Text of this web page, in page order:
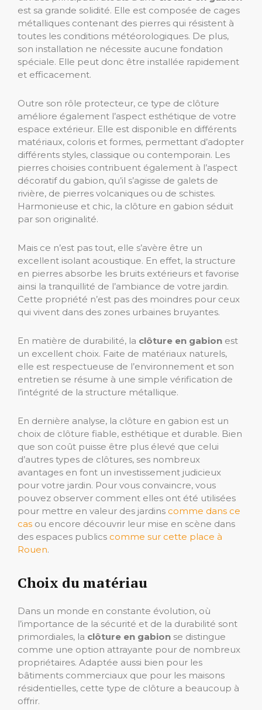
est sa grande solidité. Elle est composée de cages
métalliques contenant des pierres qui résistent à
toutes les conditions météorologiques. De plus,
son installation ne nécessite aucune fondation
spéciale. Elle peut donc être installée rapidement
et efficacement.
Outre son rôle protecteur, ce type de clôture
améliore également l’aspect esthétique de votre
espace extérieur. Elle est disponible en différents
matériaux, coloris et formes, permettant d’adopter
différents styles, classique ou contemporain. Les
pierres choisies contribuent également à l’aspect
décoratif du gabion, qu’il s’agisse de galets de
rivière, de pierres volcaniques ou de schistes.
Harmonieuse et chic, la clôture en gabion séduit
par son originalité.
Mais ce n’est pas tout, elle s’avère être un
excellent isolant acoustique. En effet, la structure
en pierres absorbe les bruits extérieurs et favorise
ainsi la tranquillité de l’ambiance de votre jardin.
Cette propriété n’est pas des moindres pour ceux
qui vivent dans des zones urbaines bruyantes.
En matière de durabilité, la clôture en gabion est
un excellent choix. Faite de matériaux naturels,
elle est respectueuse de l’environnement et son
entretien se résume à une simple vérification de
l’intégrité de la structure métallique.
En dernière analyse, la clôture en gabion est un
choix de clôture fiable, esthétique et durable. Bien
que son coût puisse être plus élevé que celui
d’autres types de clôtures, ses nombreux
avantages en font un investissement judicieux
pour votre jardin. Pour vous convaincre, vous
pouvez observer comment elles ont été utilisées
pour mettre en valeur des jardins comme dans ce
cas ou encore découvrir leur mise en scène dans
des espaces publics comme sur cette place à
Rouen.
Choix du matériau
Dans un monde en constante évolution, où
l’importance de la sécurité et de la durabilité sont
primordiales, la clôture en gabion se distingue
comme une option attrayante pour de nombreux
propriétaires. Adaptée aussi bien pour les
bâtiments commerciaux que pour les maisons
résidentielles, cette type de clôture a beaucoup à
offrir.